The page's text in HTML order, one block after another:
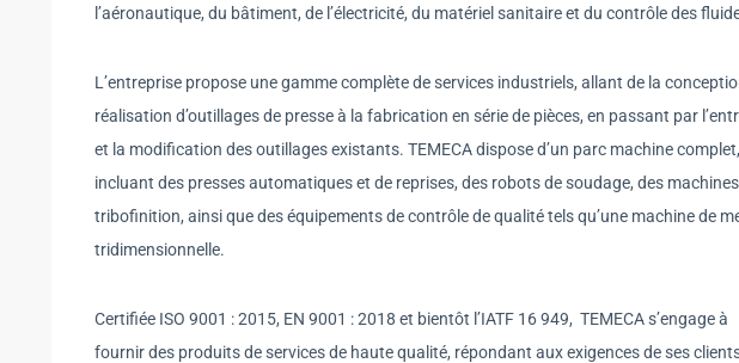
l’aéronautique, du bâtiment, de l’électricité, du matériel sanitaire et du contrôle des
L’entreprise propose une gamme complète de services industriels, allant de la
réalisation d’outillages de presse à la fabrication en série de pièces, en passant par
et la modification des outillages existants. TEMECA dispose d’un parc machine complet,
incluant des presses automatiques et de reprises, des robots de soudage, des
tribofinition, ainsi que des équipements de contrôle de qualité tels qu’une machine de
tridimensionnelle.
Certifiée ISO 9001 : 2015, EN 9001 : 2018 et bientôt l’IATF 16 949, TEMECA s’engage à
fournir des produits de services de haute qualité, répondant aux exigences de ses